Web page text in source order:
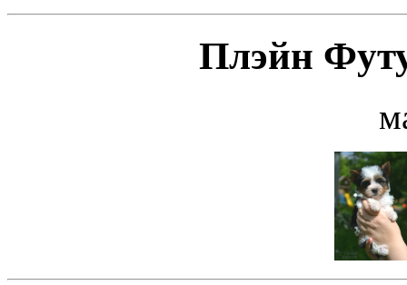
Плэйн